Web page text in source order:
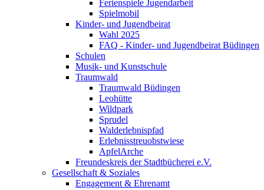
Ferienspiele Jugendarbeit
Spielmobil
Kinder- und Jugendbeirat
Wahl 2025
FAQ - Kinder- und Jugendbeirat Büdingen
Schulen
Musik- und Kunstschule
Traumwald
Traumwald Büdingen
Leohütte
Wildpark
Sprudel
Walderlebnispfad
Erlebnisstreuobstwiese
ApfelArche
Freundeskreis der Stadtbücherei e.V.
Gesellschaft & Soziales
Engagement & Ehrenamt